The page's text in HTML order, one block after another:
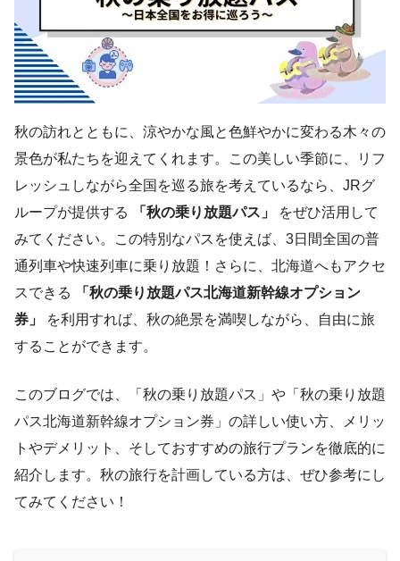
秋の訪れとともに、涼やかな風と色鮮やかに変わる木々の
景色が私たちを迎えてくれます。この美しい季節に、リフ
レッシュしながら全国を巡る旅を考えているなら、JRグ
ループが提供する
「秋の乗り放題パス」
をぜひ活用して
みてください。この特別なパスを使えば、3日間全国の普
通列車や快速列車に乗り放題！さらに、北海道へもアクセ
スできる
「秋の乗り放題パス北海道新幹線オプション
券」
を利用すれば、秋の絶景を満喫しながら、自由に旅
することができます。
このブログでは、「秋の乗り放題パス」や「秋の乗り放題
パス北海道新幹線オプション券」の詳しい使い方、メリッ
トやデメリット、そしておすすめの旅行プランを徹底的に
紹介します。秋の旅行を計画している方は、ぜひ参考にし
てみてください！